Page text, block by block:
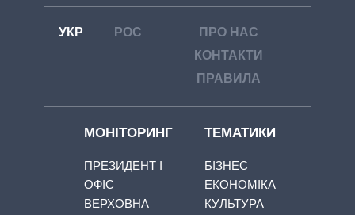
УКР РОС
ПРО НАС
КОНТАКТИ
ПРАВИЛА
МОНІТОРИНГ
ПРЕЗИДЕНТ І
ОФІС
ВЕРХОВНА
ТЕМАТИКИ
БІЗНЕС
ЕКОНОМІКА
КУЛЬТУРА